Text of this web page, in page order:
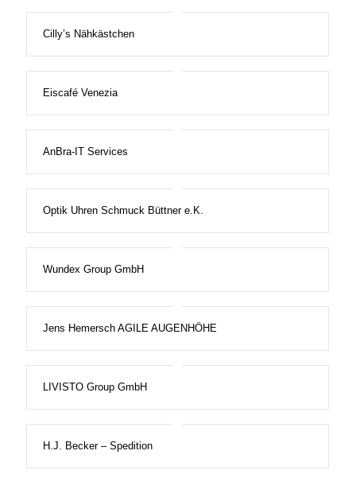
Cilly’s Nähkästchen
Eiscafé Venezia
AnBra-IT Services
Optik Uhren Schmuck Büttner e.K.
Wundex Group GmbH
Jens Hemersch AGILE AUGENHÖHE
LIVISTO Group GmbH
H.J. Becker – Spedition